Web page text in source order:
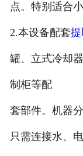
点。特别适合
2.本设备配套
罐、立式冷却
制柜等配
套部件。机器
只需连接水、